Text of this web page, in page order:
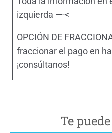
izquierda —-<
OPCIÓN DE
fraccionar el pago en
¡consúltanos!
Te